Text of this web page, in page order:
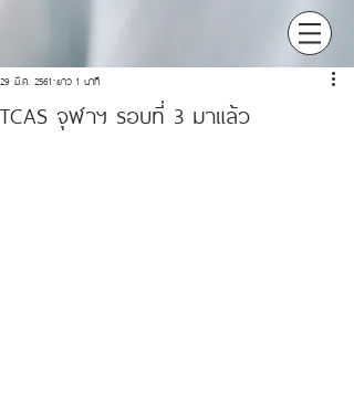
TCAS จุฬาฯ รอบที่ 3 มาแล้ว
29 มี.ค. 2561 ยาว 1 นาที